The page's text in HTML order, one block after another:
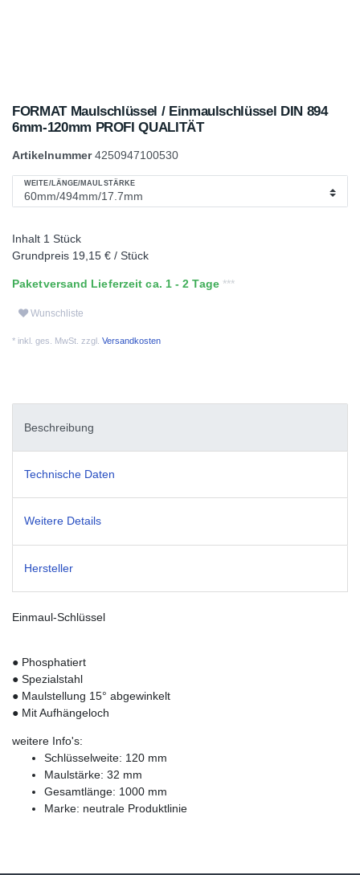
FORMAT Maulschlüssel / Einmaulschlüssel DIN 894
6mm-120mm PROFI QUALITÄT
Artikelnummer4250947100530
WEITE/LÄNGE/MAULSTÄRKE
Inhalt 1 Stück
Grundpreis 19,15 € / Stück
Paketversand Lieferzeit ca. 1 - 2 Tage
Wunschliste
* inkl. ges. MwSt. zzgl. Versandkosten
Beschreibung
Technische Daten
Weitere Details
Hersteller
Einmaul-Schlüssel
● Phosphatiert
● Spezialstahl
● Maulstellung 15° abgewinkelt
● Mit Aufhängeloch
weitere Info's:
Schlüsselweite: 120 mm
Maulstärke: 32 mm
Gesamtlänge: 1000 mm
Marke: neutrale Produktlinie